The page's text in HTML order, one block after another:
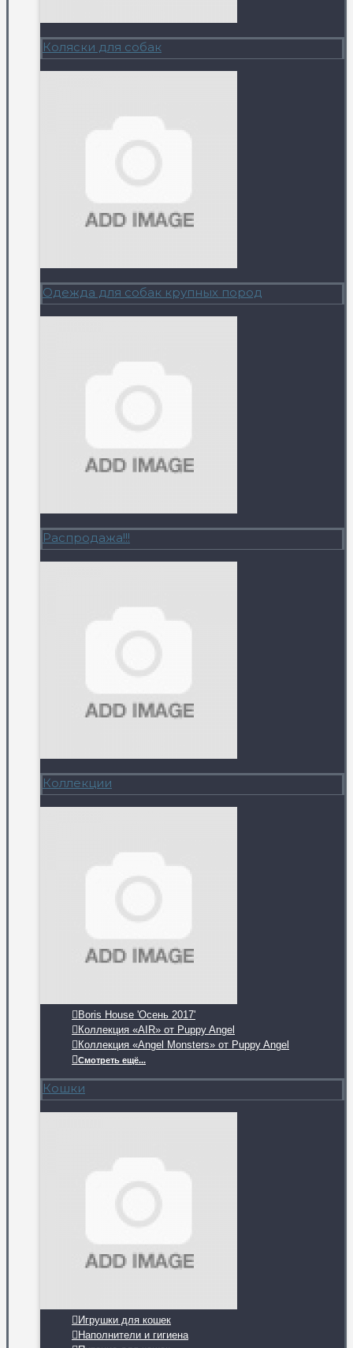
Коляски для собак
Одежда для собак крупных пород
Распродажа!!!
Коллекции
Boris House 'Осень 2017'
Коллекция «AIR» от Puppy Angel
Коллекция «Angel Monsters» от Puppy Angel
Смотреть ещё...
Кошки
Игрушки для кошек
Наполнители и гигиена